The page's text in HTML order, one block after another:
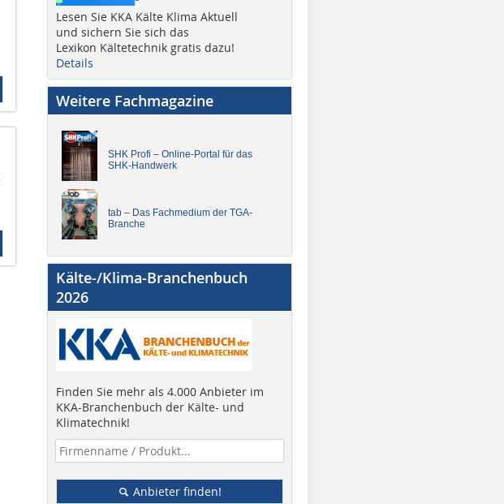
Lesen Sie KKA Kälte Klima Aktuell
und sichern Sie sich das
Lexikon Kältetechnik gratis dazu!
Details
Weitere Fachmagazine
SHK Profi – Online-Portal für das
SHK-Handwerk
tab – Das Fachmedium der TGA-
Branche
Kälte-/Klima-Branchenbuch
2026
Finden Sie mehr als 4.000 Anbieter im
KKA-Branchenbuch der Kälte- und
Klimatechnik!
Anbieter finden!